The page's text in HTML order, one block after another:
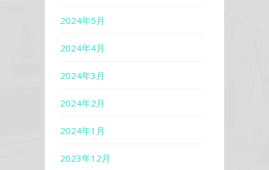
2024年5月
2024年4月
2024年3月
2024年2月
2024年1月
2023年12月